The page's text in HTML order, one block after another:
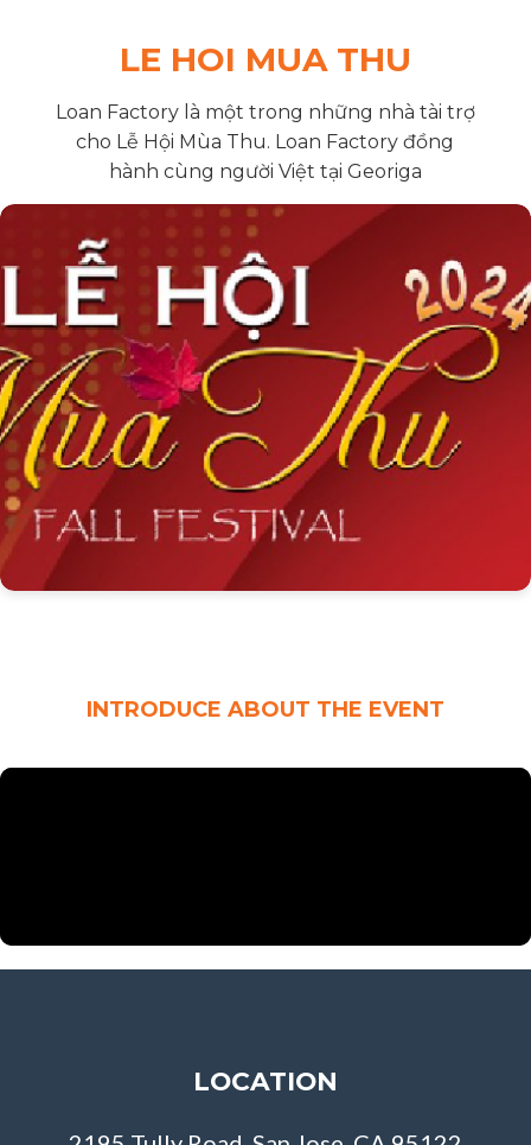
LE HOI MUA THU
Loan Factory là một trong những nhà tài trợ
cho Lễ Hội Mùa Thu. Loan Factory đồng
hành cùng người Việt tại Georiga
INTRODUCE ABOUT THE EVENT
LOCATION